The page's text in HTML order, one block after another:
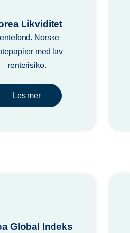
Likviditet
Norske
med lav
renterisiko.
Les mer
Global Indeks